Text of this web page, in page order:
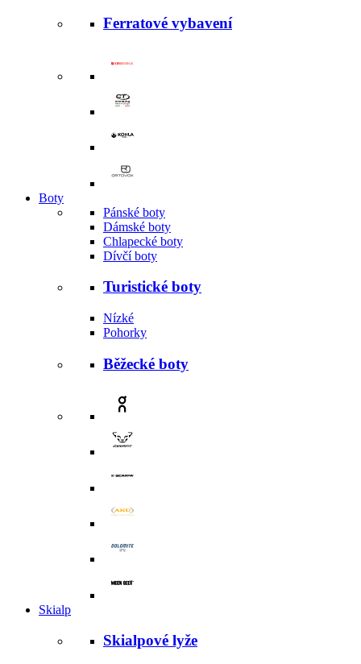
Ferratové vybavení
Boty
Pánské boty
Dámské boty
Chlapecké boty
Dívčí boty
Turistické boty
Nízké
Pohorky
Běžecké boty
Skialp
Skialpové lyže